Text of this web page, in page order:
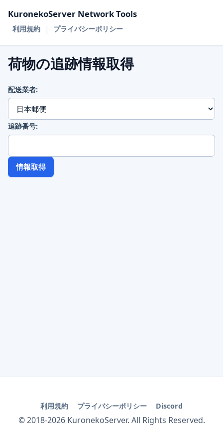
KuronekoServer Network Tools
利用規約 | プライバシーポリシー
荷物の追跡情報取得
配送業者:
追跡番号:
情報取得
利用規約 プライバシーポリシー Discord
© 2018-2026KuronekoServer. All Rights Reserved.